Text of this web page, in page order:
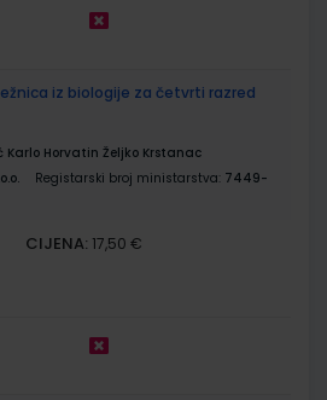
iz biologije za četvrti razred
Karlo Horvatin Željko Krstanac
Registarski broj ministarstva: 7449-
CIJENA: 17,50 €